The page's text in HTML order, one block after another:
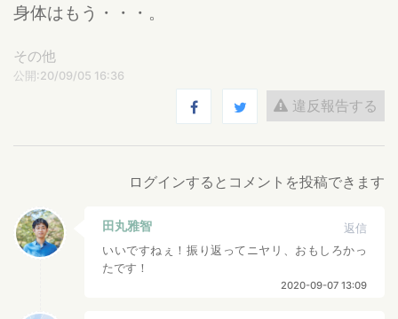
身体はもう・・・。
その他
公開:20/09/05 16:36
違反報告する
ログインするとコメントを投稿できます
田丸雅智
返信
いいですねぇ！振り返ってニヤリ、おもしろかっ
たです！
2020-09-07 13:09